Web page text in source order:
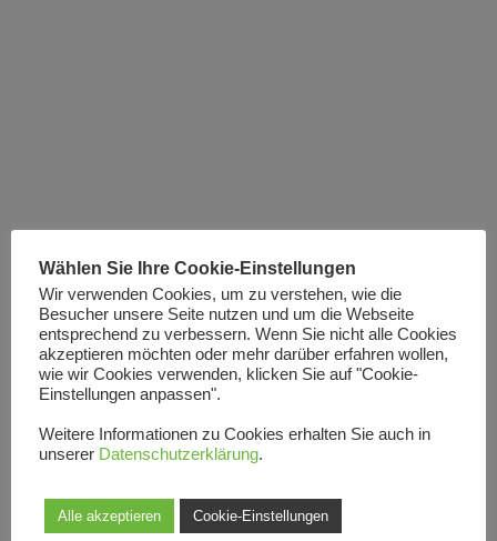
Wählen Sie Ihre Cookie-Einstellungen
Wir verwenden Cookies, um zu verstehen, wie die
Besucher unsere Seite nutzen und um die Webseite
entsprechend zu verbessern. Wenn Sie nicht alle Cookies
akzeptieren möchten oder mehr darüber erfahren wollen,
wie wir Cookies verwenden, klicken Sie auf "Cookie-
Einstellungen anpassen".
Weitere Informationen zu Cookies erhalten Sie auch in
unserer Datenschutzerklärung.
Alle akzeptieren Cookie-Einstellungen